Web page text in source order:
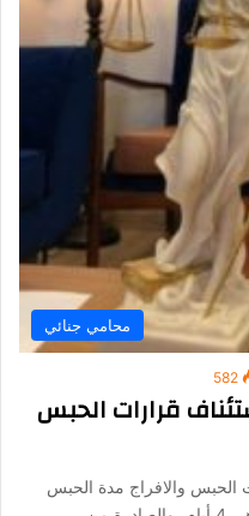
محامي جنائي
582
قرارات الحبس
الحبس والافراج مدة الحبس